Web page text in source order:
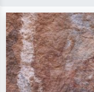
作家名・作品名・スタイル
– 例：モネ、星月夜、印象
斎の波、ヌード。